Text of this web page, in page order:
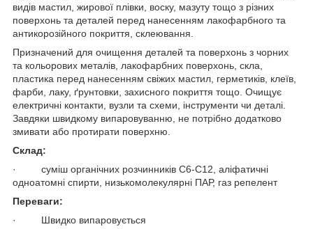
видів мастил, жирової плівки, воску, мазуту тощо з різних
поверхонь та деталей перед нанесенням лакофарбного та
антикорозійного покриття, склеювання.
Призначений для очищення деталей та поверхонь з чорних
та кольорових металів, лакофарбних поверхонь, скла,
пластика перед нанесенням свіжих мастил, герметиків, клеїв,
фарби, лаку, ґрунтовки, захисного покриття тощо. Очищує
електричні контакти, вузли та схеми, інструменти чи деталі.
Завдяки швидкому випаровуванню, не потрібно додатково
змивати або протирати поверхню.
Склад:
· суміш органічних розчинників С6-С12, аліфатичні
одноатомні спирти, низькомолекулярні ПАР, газ репелент
Переваги:
· Швидко випаровується